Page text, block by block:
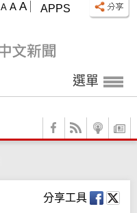
APPS
A A A
選單
分享工具